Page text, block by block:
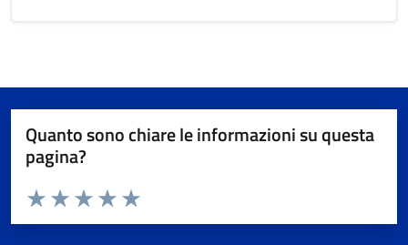
Quanto sono chiare le informazioni su questa
pagina?
Valuta da 1 a 5 stelle la pagina
Valuta 5 stelle su 5
Valuta 4 stelle su 5
Valuta 3 stelle su 5
Valuta 2 stelle su 5
Valuta 1 stelle su 5